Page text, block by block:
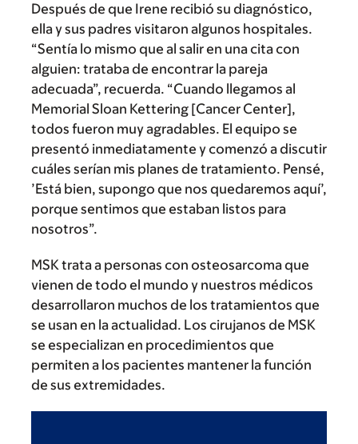
Después de que Irene recibió su diagnóstico,
ella y sus padres visitaron algunos hospitales.
“Sentía lo mismo que al salir en una cita con
alguien: trataba de encontrar la pareja
adecuada”, recuerda. “Cuando llegamos al
Memorial Sloan Kettering [Cancer Center],
todos fueron muy agradables. El equipo se
presentó inmediatamente y comenzó a discutir
cuáles serían mis planes de tratamiento. Pensé,
’Está bien, supongo que nos quedaremos aquí’,
porque sentimos que estaban listos para
nosotros”.
MSK trata a personas con osteosarcoma que
vienen de todo el mundo y nuestros médicos
desarrollaron muchos de los tratamientos que
se usan en la actualidad. Los cirujanos de MSK
se especializan en procedimientos que
permiten a los pacientes mantener la función
de sus extremidades.